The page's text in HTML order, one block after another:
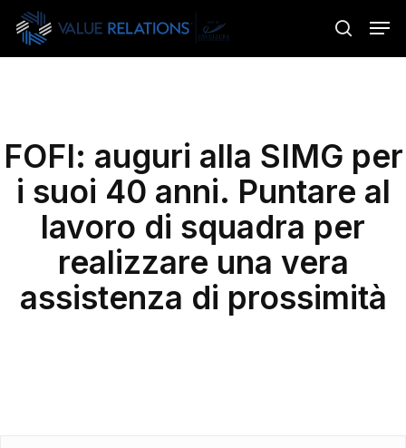
Skip
main
search
FOFI: auguri alla SIMG per
i suoi 40 anni. Puntare al
lavoro di squadra per
realizzare una vera
assistenza di prossimità